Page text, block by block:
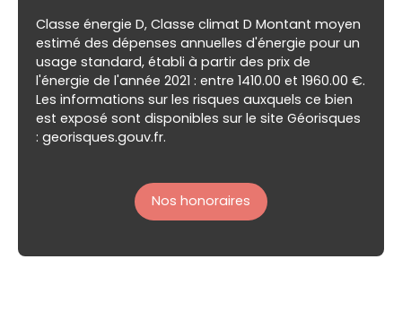
Classe énergie D, Classe climat D Montant moyen
estimé des dépenses annuelles d'énergie pour un
usage standard, établi à partir des prix de
l'énergie de l'année 2021 : entre 1410.00 et 1960.00 €.
Les informations sur les risques auxquels ce bien
est exposé sont disponibles sur le site Géorisques
: georisques.gouv.fr.
Nos honoraires